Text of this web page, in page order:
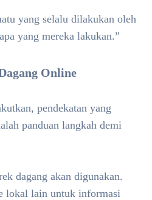
yang selalu dilakukan oleh
yang mereka lakukan.”
Online
pendekatan yang
panduan langkah demi
dagang akan digunakan.
lokal lain untuk informasi